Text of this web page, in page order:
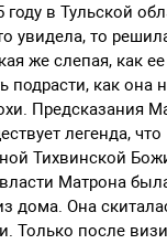
году в Тульской
увидела, то
же слепая, как
подрасти, как
Предсказания
легенда,
Тихвинской
Матрона
дома. Она
после